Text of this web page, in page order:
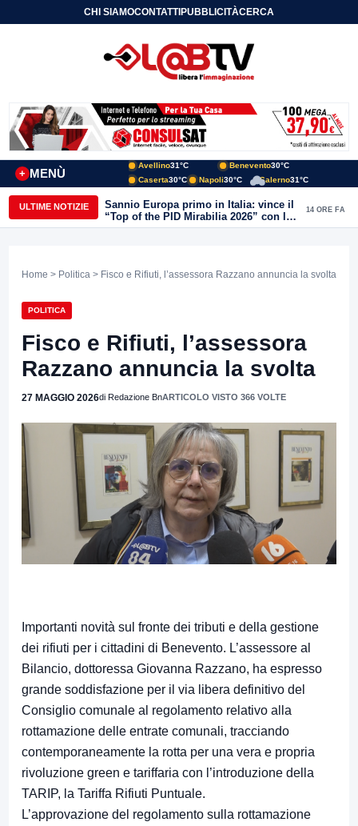
CHI SIAMOCONTATTIPUBBLICITÀCERCA
MENÙ
+
Avellino31°C Benevento30°C
Caserta30°C Napoli30°C Salerno31°C
ULTIME NOTIZIE
Sannio Europa primo in Italia: vince il
“Top of the PID Mirabilia 2026” con la
realtà virtuale nei musei del Sannio
14 ORE FA
Home > Politica > Fisco e Rifiuti, l’assessora Razzano annuncia la svolta
POLITICA
Fisco e Rifiuti, l’assessora
Razzano annuncia la svolta
27 MAGGIO 2026di Redazione BnARTICOLO VISTO 366 VOLTE
Importanti novità sul fronte dei tributi e della gestione
dei rifiuti per i cittadini di Benevento. L’assessore al
Bilancio, dottoressa Giovanna Razzano, ha espresso
grande soddisfazione per il via libera definitivo del
Consiglio comunale al regolamento relativo alla
rottamazione delle entrate comunali, tracciando
contemporaneamente la rotta per una vera e propria
rivoluzione green e tariffaria con l’introduzione della
TARIP, la Tariffa Rifiuti Puntuale.
L’approvazione del regolamento sulla rottamazione